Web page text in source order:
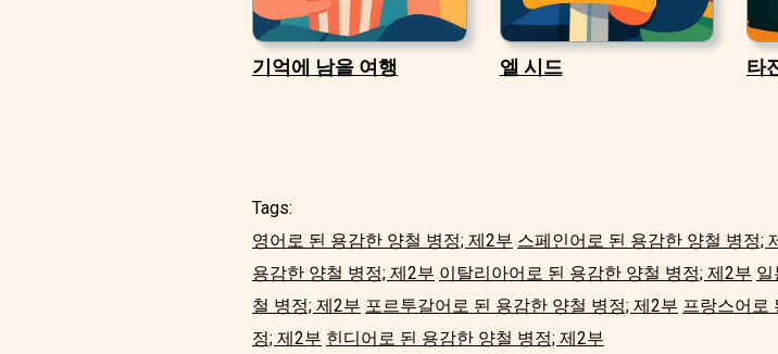
기억에 남을 여행 엘 시드 타
Tags:
영어로 된 용감한 양철 병정; 제2부 스페인어로 된 용감한 양철 병정;
용감한 양철 병정; 제2부 이탈리아어로 된 용감한 양철 병정; 제2부 일
철 병정; 제2부 포르투갈어로 된 용감한 양철 병정; 제2부 프랑스어로
정; 제2부 힌디어로 된 용감한 양철 병정; 제2부